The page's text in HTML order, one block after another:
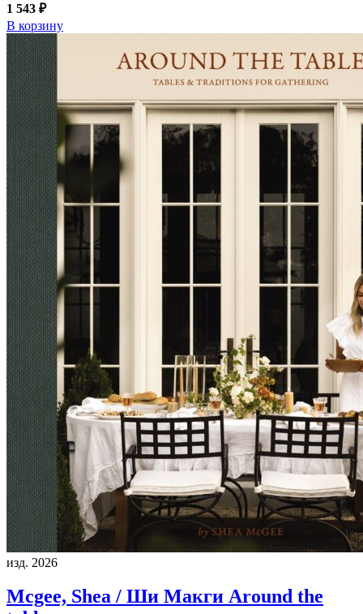
1 543 ₽
В корзину
изд. 2026
Mcgee, Shea / Ши Макги Around the